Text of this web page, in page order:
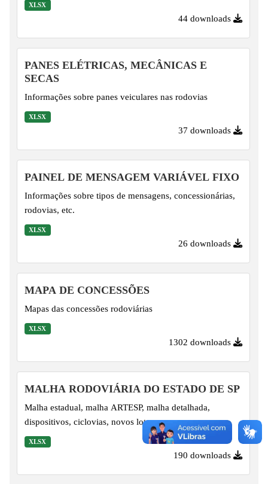
XLSX
44 downloads
PANES ELÉTRICAS, MECÂNICAS E
SECAS
Informações sobre panes veiculares nas rodovias
XLSX
37 downloads
PAINEL DE MENSAGEM VARIÁVEL FIXO
Informações sobre tipos de mensagens, concessionárias,
rodovias, etc.
XLSX
26 downloads
MAPA DE CONCESSÕES
Mapas das concessões rodoviárias
XLSX
1302 downloads
MALHA RODOVIÁRIA DO ESTADO DE SP
Malha estadual, malha ARTESP, malha detalhada,
dispositivos, ciclovias, novos lotes
XLSX
190 downloads